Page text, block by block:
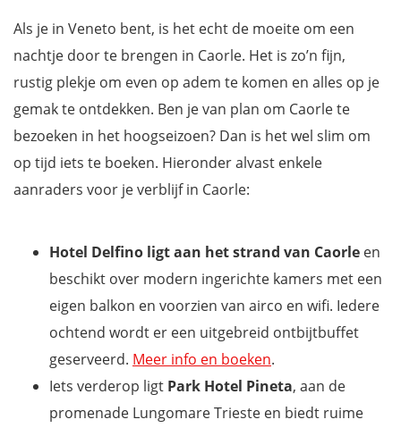
Als je in Veneto bent, is het echt de moeite om een
nachtje door te brengen in Caorle. Het is zo’n fijn,
rustig plekje om even op adem te komen en alles op je
gemak te ontdekken. Ben je van plan om Caorle te
bezoeken in het hoogseizoen? Dan is het wel slim om
op tijd iets te boeken. Hieronder alvast enkele
aanraders voor je verblijf in Caorle:
Hotel Delfino ligt aan het strand van Caorle en
beschikt over modern ingerichte kamers met een
eigen balkon en voorzien van airco en wifi. Iedere
ochtend wordt er een uitgebreid ontbijtbuffet
geserveerd. Meer info en boeken.
Iets verderop ligt Park Hotel Pineta, aan de
promenade Lungomare Trieste en biedt ruime